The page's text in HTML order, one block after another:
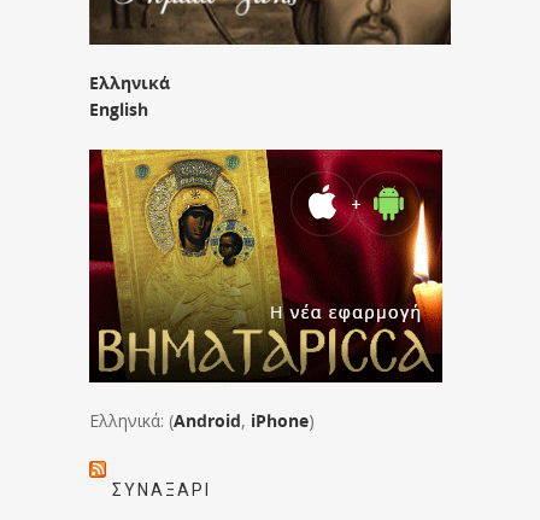
Ελληνικά
English
Ελληνικά: (Android, iPhone)
ΣΥΝΑΞΆΡΙ